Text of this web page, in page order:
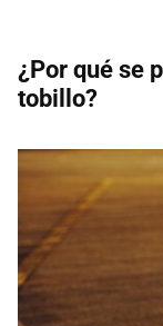
¿Por qué se
tobillo?